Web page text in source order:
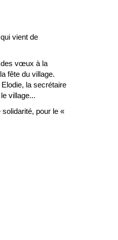
vient de
des vœux à la
fête du village.
Elodie, la secrétaire
village...
pour le «